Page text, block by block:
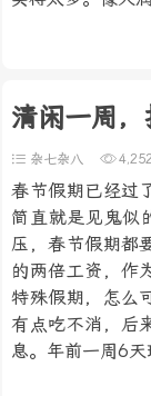
清闲一周
杂七杂八
春节假期已经过
简直就是见鬼似
压，春节假期都
的两倍工资，作
特殊假期，怎么
有点吃不消，后
息。年前一周6